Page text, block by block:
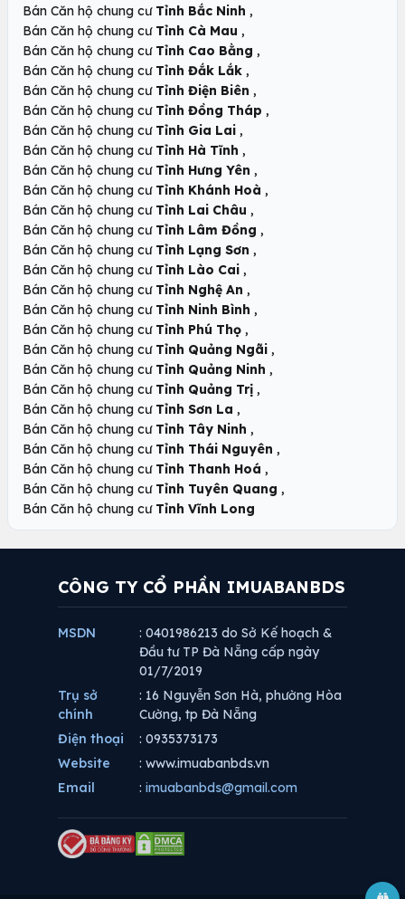
Bán Căn hộ chung cư Tỉnh Bắc Ninh ,
Bán Căn hộ chung cư Tỉnh Cà Mau ,
Bán Căn hộ chung cư Tỉnh Cao Bằng ,
Bán Căn hộ chung cư Tỉnh Đắk Lắk ,
Bán Căn hộ chung cư Tỉnh Điện Biên ,
Bán Căn hộ chung cư Tỉnh Đồng Tháp ,
Bán Căn hộ chung cư Tỉnh Gia Lai ,
Bán Căn hộ chung cư Tỉnh Hà Tĩnh ,
Bán Căn hộ chung cư Tỉnh Hưng Yên ,
Bán Căn hộ chung cư Tỉnh Khánh Hoà ,
Bán Căn hộ chung cư Tỉnh Lai Châu ,
Bán Căn hộ chung cư Tỉnh Lâm Đồng ,
Bán Căn hộ chung cư Tỉnh Lạng Sơn ,
Bán Căn hộ chung cư Tỉnh Lào Cai ,
Bán Căn hộ chung cư Tỉnh Nghệ An ,
Bán Căn hộ chung cư Tỉnh Ninh Bình ,
Bán Căn hộ chung cư Tỉnh Phú Thọ ,
Bán Căn hộ chung cư Tỉnh Quảng Ngãi ,
Bán Căn hộ chung cư Tỉnh Quảng Ninh ,
Bán Căn hộ chung cư Tỉnh Quảng Trị ,
Bán Căn hộ chung cư Tỉnh Sơn La ,
Bán Căn hộ chung cư Tỉnh Tây Ninh ,
Bán Căn hộ chung cư Tỉnh Thái Nguyên ,
Bán Căn hộ chung cư Tỉnh Thanh Hoá ,
Bán Căn hộ chung cư Tỉnh Tuyên Quang ,
Bán Căn hộ chung cư Tỉnh Vĩnh Long
CÔNG TY CỔ PHẦN IMUABANBDS
MSDN
: 0401986213 do Sở Kế hoạch &
Đầu tư TP Đà Nẵng cấp ngày
01/7/2019
Trụ sở
chính
: 16 Nguyễn Sơn Hà, phường Hòa
Cường, tp Đà Nẵng
Điện thoại
: 0935373173
Website
: www.imuabanbds.vn
Email
: imuabanbds@gmail.com